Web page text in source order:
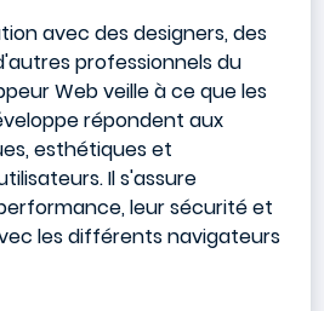
avec des designers, des
professionnels du
Web veille à ce que les
répondent aux
esthétiques et
Il s'assure
leur sécurité et
les différents navigateurs